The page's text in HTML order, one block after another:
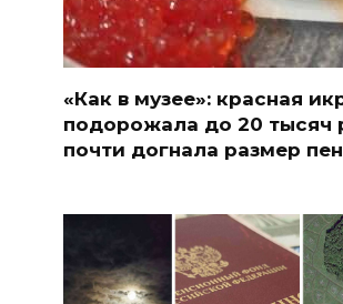
«Как в музее»: красная
подорожала до 20 тысяч
почти догнала размер